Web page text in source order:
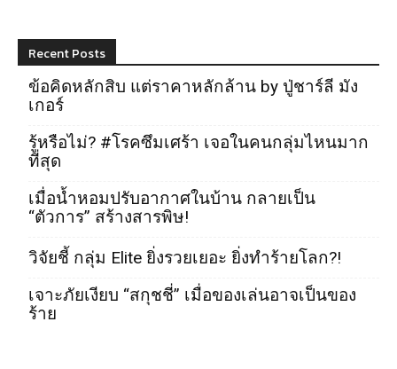
Recent Posts
ข้อคิดหลักสิบ แต่ราคาหลักล้าน by ปู่ชาร์ลี มัง
เกอร์
รู้หรือไม่? #โรคซึมเศร้า เจอในคนกลุ่มไหนมาก
ที่สุด
เมื่อน้ำหอมปรับอากาศในบ้าน กลายเป็น
“ตัวการ” สร้างสารพิษ!
วิจัยชี้ กลุ่ม Elite ยิ่งรวยเยอะ ยิ่งทำร้ายโลก?!
เจาะภัยเงียบ “สกุชชี่” เมื่อของเล่นอาจเป็นของ
ร้าย